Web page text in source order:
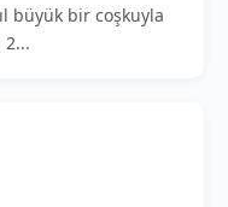
büyük bir coşkuyla
2...